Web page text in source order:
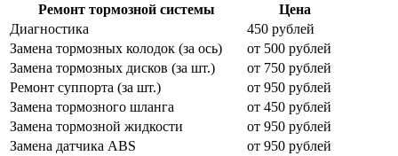
Ремонт тормозной системы
Цена
Диагностика
450 рублей
Замена тормозных колодок (за ось)
от 500 рублей
Замена тормозных дисков (за шт.)
от 750 рублей
Ремонт суппорта (за шт.)
от 950 рублей
Замена тормозного шланга
от 450 рублей
Замена тормозной жидкости
от 950 рублей
Замена датчика ABS
от 950 рублей